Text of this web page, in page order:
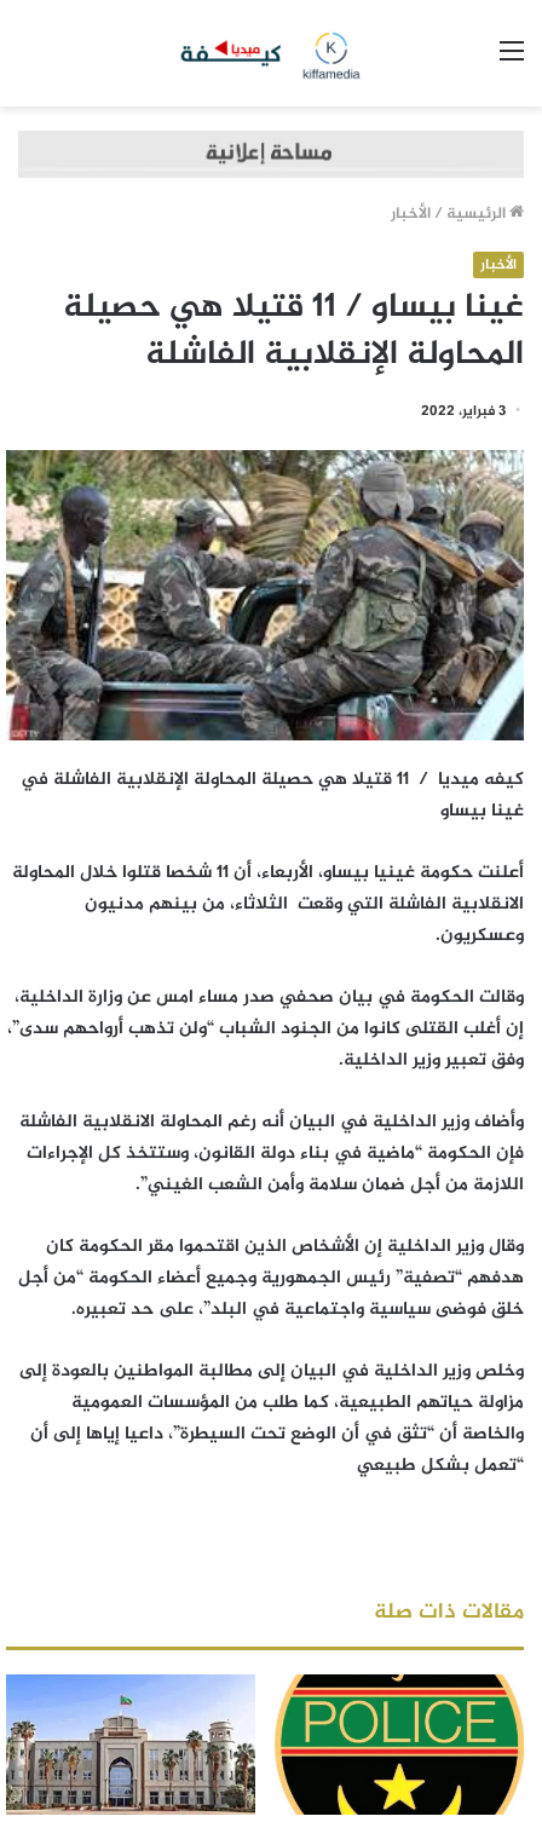
الرئيسية /الأخبار
الأخبار
غينا بيساو / 11 قتيلا هي حصيلة
المحاولة الإنقلابية الفاشلة
3 فبراير، 2022
كيفه ميديا / 11 قتيلا هي حصيلة المحاولة الإنقلابية الفاشلة في
غينا بيساو
أعلنت حكومة غينيا بيساو، الأربعاء، أن 11 شخصا قتلوا خلال المحاولة
الانقلابية الفاشلة التي وقعت الثلاثاء، من بينهم مدنيون
وعسكريون.
وقالت الحكومة في بيان صحفي صدر مساء امس عن وزارة الداخلية،
إن أغلب القتلى كانوا من الجنود الشباب “ولن تذهب أرواحهم سدى”،
وفق تعبير وزير الداخلية.
وأضاف وزير الداخلية في البيان أنه رغم المحاولة الانقلابية الفاشلة
فإن الحكومة “ماضية في بناء دولة القانون، وستتخذ كل الإجراءات
اللازمة من أجل ضمان سلامة وأمن الشعب الغيني”.
وقال وزير الداخلية إن الأشخاص الذين اقتحموا مقر الحكومة كان
هدفهم “تصفية” رئيس الجمهورية وجميع أعضاء الحكومة “من أجل
خلق فوضى سياسية واجتماعية في البلد”، على حد تعبيره.
وخلص وزير الداخلية في البيان إلى مطالبة المواطنين بالعودة إلى
مزاولة حياتهم الطبيعية، كما طلب من المؤسسات العمومية
والخاصة أن “تثق في أن الوضع تحت السيطرة”، داعيا إياها إلى أن
“تعمل بشكل طبيعي
مقالات ذات صلة